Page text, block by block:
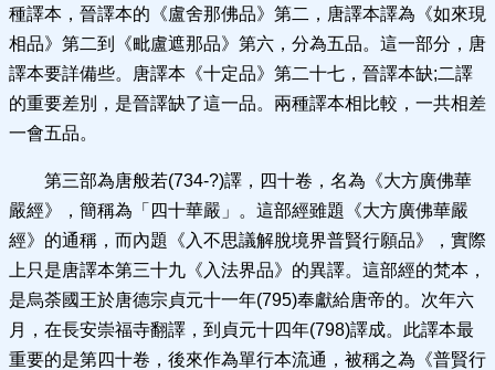
種譯本，晉譯本的《盧舍那佛品》第二，唐譯本譯為《如來現
相品》第二到《毗盧遮那品》第六，分為五品。這一部分，唐
譯本要詳備些。唐譯本《十定品》第二十七，晉譯本缺;二譯
的重要差別，是晉譯缺了這一品。兩種譯本相比較，一共相差
一會五品。
第三部為唐般若(734-?)譯，四十卷，名為《大方廣佛華
嚴經》，簡稱為「四十華嚴」。這部經雖題《大方廣佛華嚴
經》的通稱，而內題《入不思議解脫境界普賢行願品》，實際
上只是唐譯本第三十九《入法界品》的異譯。這部經的梵本，
是烏荼國王於唐德宗貞元十一年(795)奉獻給唐帝的。次年六
月，在長安崇福寺翻譯，到貞元十四年(798)譯成。此譯本最
重要的是第四十卷，後來作為單行本流通，被稱之為《普賢行